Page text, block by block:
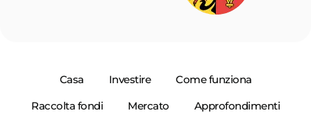
Casa Investire
Come funziona
Raccolta fondi
Mercato
Approfondimenti